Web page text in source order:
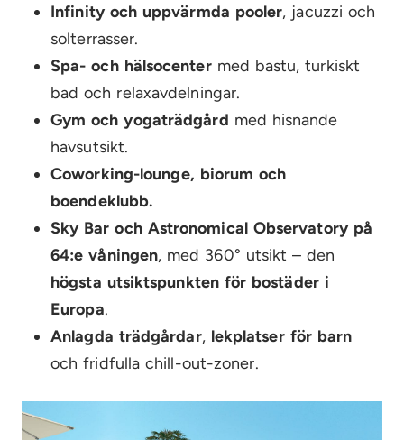
Infinity och uppvärmda pooler, jacuzzi och
solterrasser.
Spa- och hälsocentermed bastu, turkiskt
bad och relaxavdelningar.
Gym och yogaträdgård med hisnande
havsutsikt.
Coworking-lounge, biorum och
boendeklubb.
Sky Bar och Astronomical Observatory på
64:e våningen, med 360° utsikt – den
högsta utsiktspunkten för bostäder i
Europa.
Anlagda trädgårdar, lekplatser för barn
och fridfulla chill-out-zoner.